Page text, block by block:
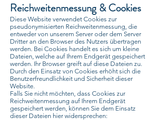
Reichweitenmessung & Cookies
Diese Website verwendet Cookies zur
pseudonymisierten Reichweitenmessung, die
entweder von unserem Server oder dem Server
Dritter an den Browser des Nutzers übertragen
werden. Bei Cookies handelt es sich um kleine
Dateien, welche auf Ihrem Endgerät gespeichert
werden. Ihr Browser greift auf diese Dateien zu.
Durch den Einsatz von Cookies erhöht sich die
Benutzerfreundlichkeit und Sicherheit dieser
Website.
Falls Sie nicht möchten, dass Cookies zur
Reichweitenmessung auf Ihrem Endgerät
gespeichert werden, können Sie dem Einsatz
dieser Dateien hier widersprechen: